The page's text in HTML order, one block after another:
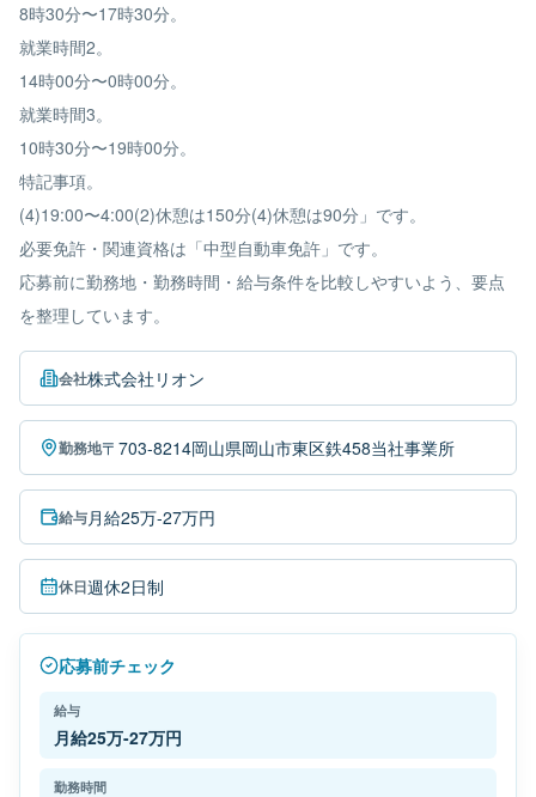
8時30分〜17時30分。
就業時間2。
14時00分〜0時00分。
就業時間3。
10時30分〜19時00分。
特記事項。
(4)19:00〜4:00(2)休憩は150分(4)休憩は90分」です。
必要免許・関連資格は「中型自動車免許」です。
応募前に勤務地・勤務時間・給与条件を比較しやすいよう、要点
を整理しています。
会社株式会社リオン
勤務地〒703-8214岡山県岡山市東区鉄458当社事業所
給与月給25万-27万円
休日週休2日制
応募前チェック
給与
月給25万-27万円
勤務時間